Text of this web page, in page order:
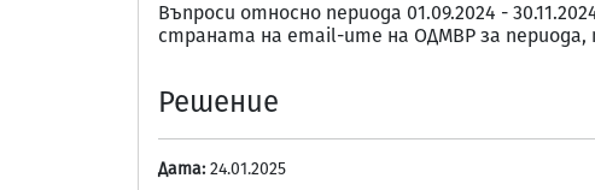
Въпроси относно периода 01.09.2024 -
страната на email-ите на ОДМВР за периода,
Решение
Дата: 24.01.2025